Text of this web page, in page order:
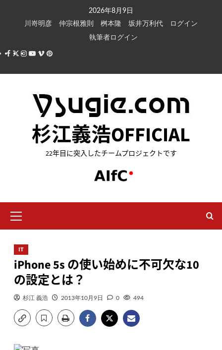
キ
2026年8月9日
川嵜明彦
仲宗根雅則 桝本隆 坂井万利代
ログイン
執筆者ログイン
Facebook
X Instagram
Youtube
VimeoPinterest
杉江義浩OFFICIAL
22年目に突入したチームプロジェクトです
イ
ン
ニ
ュ
ー
IT
iPhone 5s の使い始めに不可欠な10
の設定とは？
杉江 義浩 2013年10月9日 0 494